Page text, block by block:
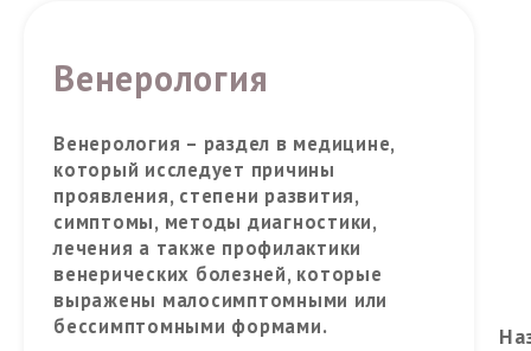
Венерология
Венерология – раздел в медицине,
который исследует причины
проявления, степени развития,
симптомы, методы диагностики,
лечения а также профилактики
венерических болезней, которые
выражены малосимптомными или
бессимптомными формами.